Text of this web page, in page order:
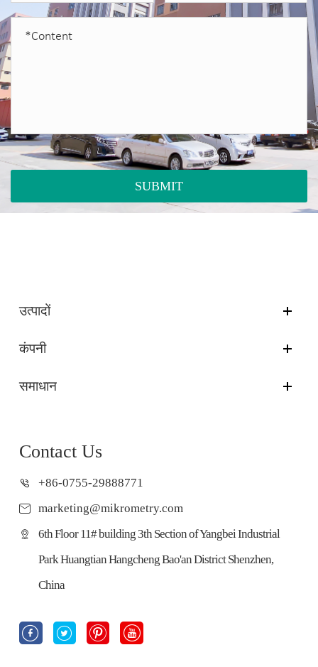
SUBMIT
उत्पादों
कंपनी
समाधान
Contact Us
+86-0755-29888771
marketing@mikrometry.com
6th Floor 11# building 3th Section of Yangbei Industrial
Park Huangtian Hangcheng Bao'an District Shenzhen,
China
   